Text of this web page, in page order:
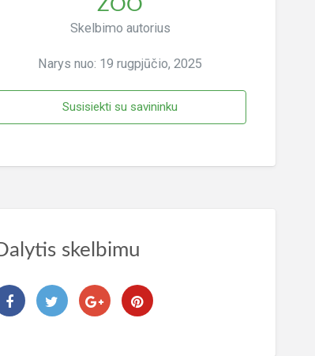
ZOO
Skelbimo autorius
Narys nuo: 19 rugpjūčio, 2025
Susisiekti su savininku
skelbimu